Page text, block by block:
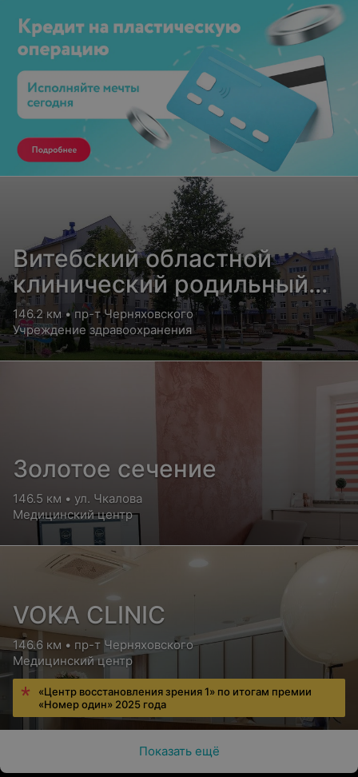
Витебский областной
клинический родильный
дом
146.2 км • пр-т Черняховского
Учреждение здравоохранения
Золотое сечение
146.5 км • ул. Чкалова
Медицинский центр
VOKA CLINIC
146.6 км • пр-т Черняховского
Медицинский центр
«Центр восстановления зрения 1» по итогам премии
«Номер один» 2025 года
Показать ещё